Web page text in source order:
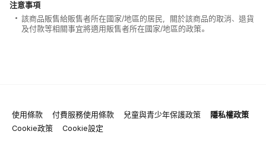
注意事項
該商品販售給販售者所在國家/地區的居民，關於該商品的取消、退貨
及付款等相關事宜將適用販售者所在國家/地區的政策。
使用條款 付費服務使用條款 兒童與青少年保護政策
隱私權政策
Cookie政策
Cookie設定